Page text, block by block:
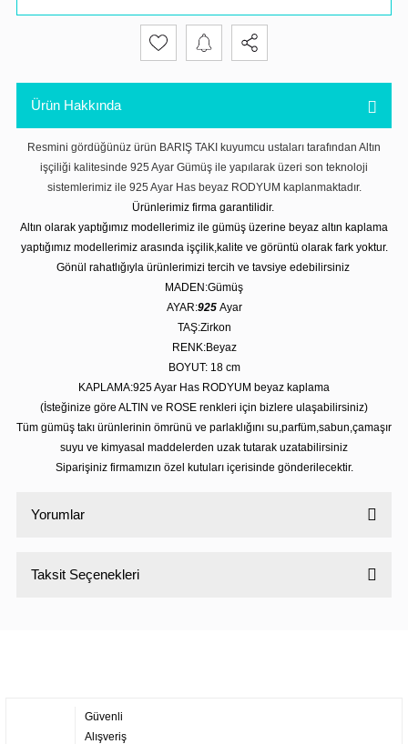
Ürün Hakkında
Resmini gördüğünüz ürün BARIŞ TAKI kuyumcu ustaları tarafından Altın
işçiliği kalitesinde 925 Ayar Gümüş ile yapılarak üzeri son teknoloji
sistemlerimiz ile 925 Ayar Has beyaz RODYUM kaplanmaktadır.
Ürünlerimiz firma garantilidir.
Altın olarak yaptığımız modellerimiz ile gümüş üzerine beyaz altın kaplama
yaptığımız modellerimiz arasında işçilik,kalite ve görüntü olarak fark yoktur.
Gönül rahatlığıyla ürünlerimizi tercih ve tavsiye edebilirsiniz
MADEN:Gümüş
AYAR:925 Ayar
TAŞ:Zirkon
RENK:Beyaz
BOYUT: 18 cm
KAPLAMA:925 Ayar Has RODYUM beyaz kaplama
(İsteğinize göre ALTIN ve ROSE renkleri için bizlere ulaşabilirsiniz)
Tüm gümüş takı ürünlerinin ömrünü ve parlaklığını su,parfüm,sabun,çamaşır
suyu ve kimyasal maddelerden uzak tutarak uzatabilirsiniz
Siparişiniz firmamızın özel kutuları içerisinde gönderilecektir.
Yorumlar
Taksit Seçenekleri
Güvenli
Alışveriş